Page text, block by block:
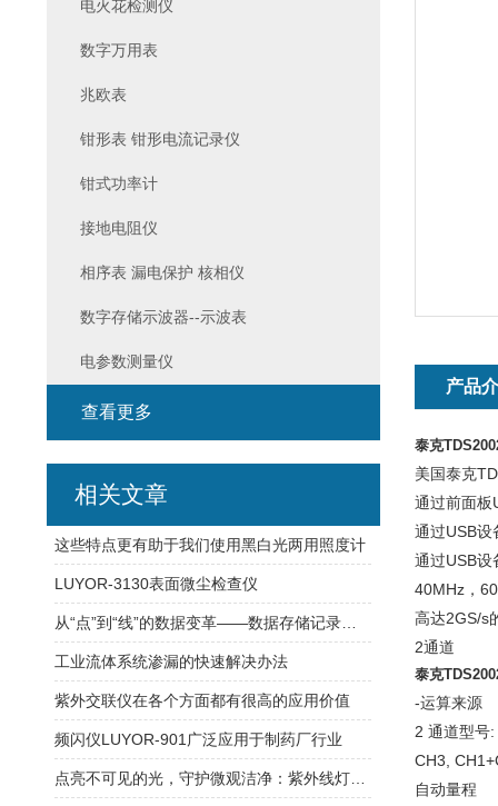
产品
泰克
美国泰克
通过前面板
通过USB设
通过USB
40MHz，
高达2GS/s
2通道
泰克
-运算来源 ­
2 通道型号
CH3,
自动量程
电火花检测仪
数字万用表
兆欧表
钳形表 钳形电流记录仪
钳式功率计
接地电阻仪
相序表 漏电保护 核相仪
数字存储示波器--示波表
电参数测量仪
查看更多
相关文章
这些特点更有助于我们使用黑白光两用照度计
LUYOR-3130表面微尘检查仪
工业流体系统渗漏的快速解决办法
紫外交联仪在各个方面都有很高的应用价值
频闪仪LUYOR-901广泛应用于制药厂行业